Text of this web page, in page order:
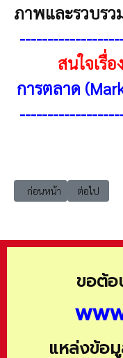
ภาพและรวบรว
สนใจเรื่
การตลาด
เนื้อหาก่อนหน้า:
ก่อนหน้า เนื้อหาถัดไ
ต่อไป
ขอต้อ
แหล่งข้อ